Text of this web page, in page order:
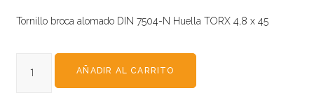
Tornillo broca alomado DIN 7504-N Huella TORX 4,8 x 45
AÑADIR AL CARRITO